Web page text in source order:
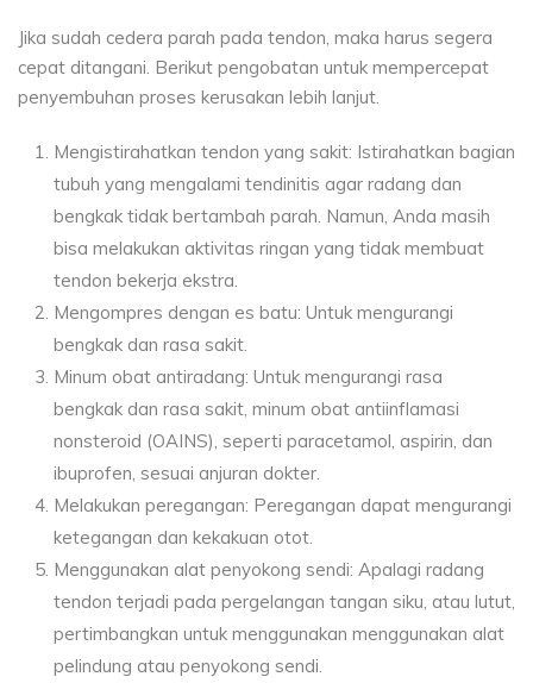
Jika sudah cedera parah pada tendon, maka harus segera
cepat ditangani. Berikut pengobatan untuk mempercepat
penyembuhan proses kerusakan lebih lanjut.
Mengistirahatkan tendon yang sakit: Istirahatkan bagian
tubuh yang mengalami tendinitis agar radang dan
bengkak tidak bertambah parah. Namun, Anda masih
bisa melakukan aktivitas ringan yang tidak membuat
tendon bekerja ekstra.
Mengompres dengan es batu: Untuk mengurangi
bengkak dan rasa sakit.
Minum obat antiradang: Untuk mengurangi rasa
bengkak dan rasa sakit, minum obat antiinflamasi
nonsteroid (OAINS), seperti paracetamol, aspirin, dan
ibuprofen, sesuai anjuran dokter.
Melakukan peregangan: Peregangan dapat mengurangi
ketegangan dan kekakuan otot.
Menggunakan alat penyokong sendi: Apalagi radang
tendon terjadi pada pergelangan tangan siku, atau lutut,
pertimbangkan untuk menggunakan menggunakan alat
pelindung atau penyokong sendi.